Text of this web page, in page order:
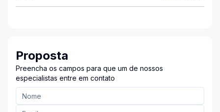
Proposta
Preencha os campos para que um de nossos
especialistas entre em contato